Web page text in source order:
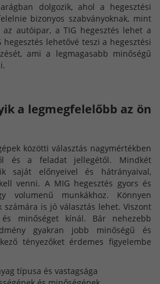
dolgozik, ahol a hegesztési
bizonyos szabványoknak, mint
autóipar, a TIG hegesztés lehet a
hegesztés lehetővé teszi a hegesztési
ami a legmagasabb minőségű
a legmegfelelőbb az ön
közötti választás nagymértékben
és a feladat jellegétől. Mindkét
saját előnyeivel és hátrányaival,
venni. A MIG hegesztés gyors és
volumenű munkákhoz. Könnyen
számára is jó választás lehet. Viszont
és minőséget kínál. Bár nehezebb
gyakran jobb minőségű és
tényezőket érdemes figyelembe
típusa és vastagsága